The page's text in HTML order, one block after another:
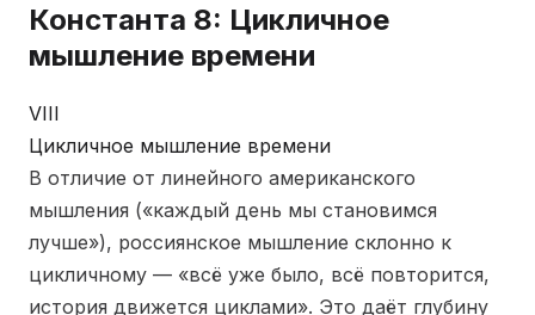
Константа 8: Цикличное
мышление времени
VIII
Цикличное мышление времени
В отличие от линейного американского
мышления («каждый день мы становимся
лучше»), россиянское мышление склонно к
цикличному — «всё уже было, всё повторится,
история движется циклами». Это даёт глубину